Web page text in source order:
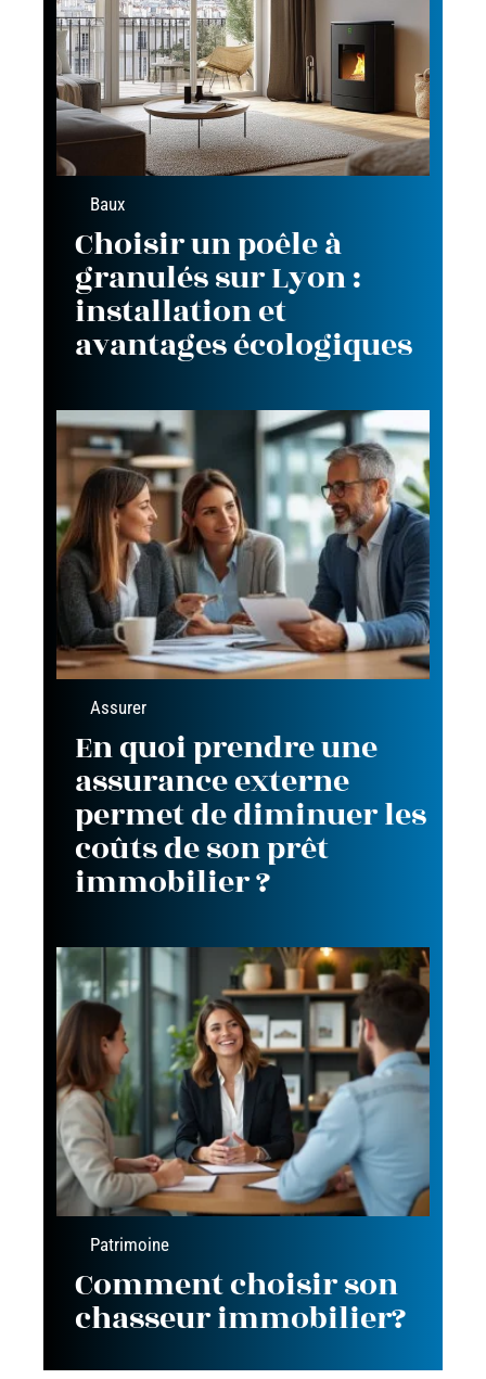
Baux
Choisir un poêle à
granulés sur Lyon :
installation et
avantages écologiques
Assurer
En quoi prendre une
assurance externe
permet de diminuer les
coûts de son prêt
immobilier ?
Patrimoine
Comment choisir son
chasseur immobilier?